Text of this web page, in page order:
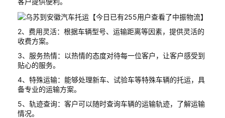
2、费用灵活：根据车辆型号、运输距离等因素，提供灵活的
收费方案。
3、服务热情：以热情的态度对待每一位客户，让客户感受到
贴心的服务。
4、特殊运输：能够处理新车、试验车等特殊车辆的托运，具
备专业的运输方案。
5、轨迹查询：客户可以随时查询车辆的运输轨迹，了解运输
情况。